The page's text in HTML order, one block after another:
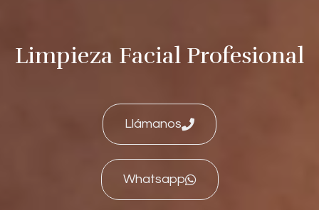
Limpieza Facial Profesional
Llámanos
Whatsapp